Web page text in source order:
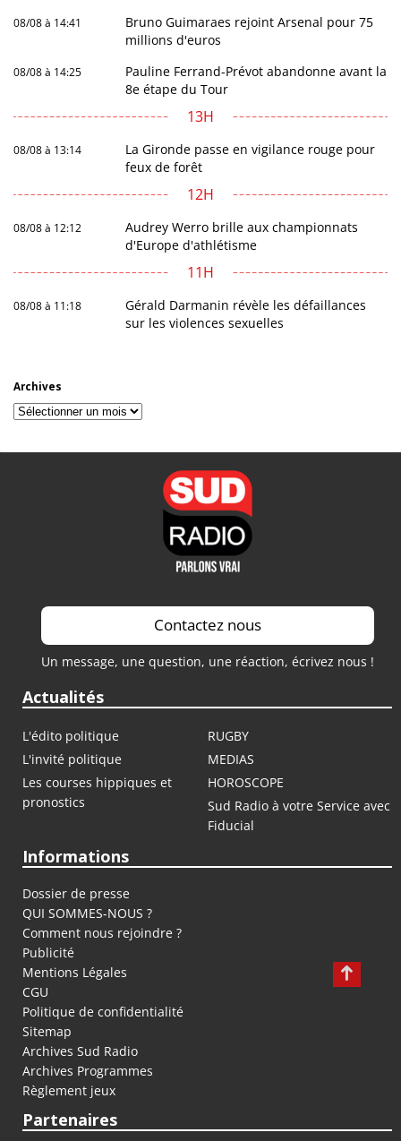
08/08 à 14:41
Bruno Guimaraes rejoint Arsenal pour 75
millions d'euros
08/08 à 14:25
Pauline Ferrand-Prévot abandonne avant la
8e étape du Tour
13H
08/08 à 13:14
La Gironde passe en vigilance rouge pour
feux de forêt
12H
08/08 à 12:12
Audrey Werro brille aux championnats
d'Europe d'athlétisme
11H
08/08 à 11:18
Gérald Darmanin révèle les défaillances
sur les violences sexuelles
Archives
Archives
Contactez nous
Un message, une question, une réaction, écrivez nous !
Actualités
L'édito politique
RUGBY
L'invité politique
MEDIAS
Les courses hippiques et
pronostics
HOROSCOPE
Sud Radio à votre Service avec
Fiducial
Informations
Dossier de presse
QUI SOMMES-NOUS ?
Comment nous rejoindre ?
Publicité
Mentions Légales
CGU
Politique de confidentialité
Sitemap
Archives Sud Radio
Archives Programmes
Règlement jeux
Partenaires